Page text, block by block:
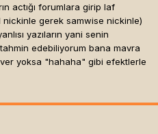
actığı forumlara girip laf
gerek samwise nickinle)
yazıların yani senin
edebiliyorum bana mavra
yoksa "hahaha" gibi efektlerle